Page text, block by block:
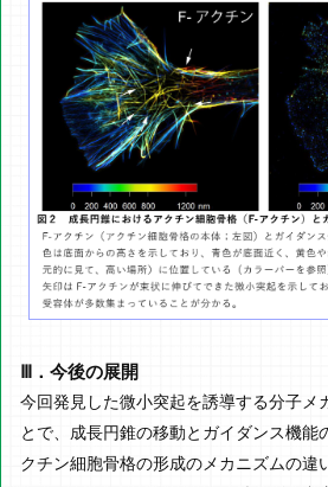
Ⅲ．今後の展開
今回発見した微小突起を誘導する分子メ
とで、成長円錐の移動とガイダンス機能
クチン細胞骨格の形成のメカニズムの違